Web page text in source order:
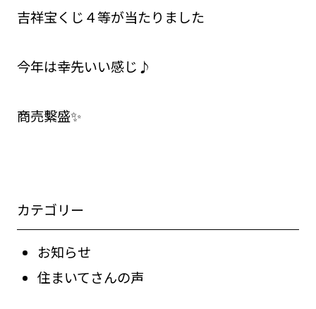
吉祥宝くじ４等が当たりました
今年は幸先いい感じ♪
商売繫盛✨
カテゴリー
お知らせ
住まいてさんの声